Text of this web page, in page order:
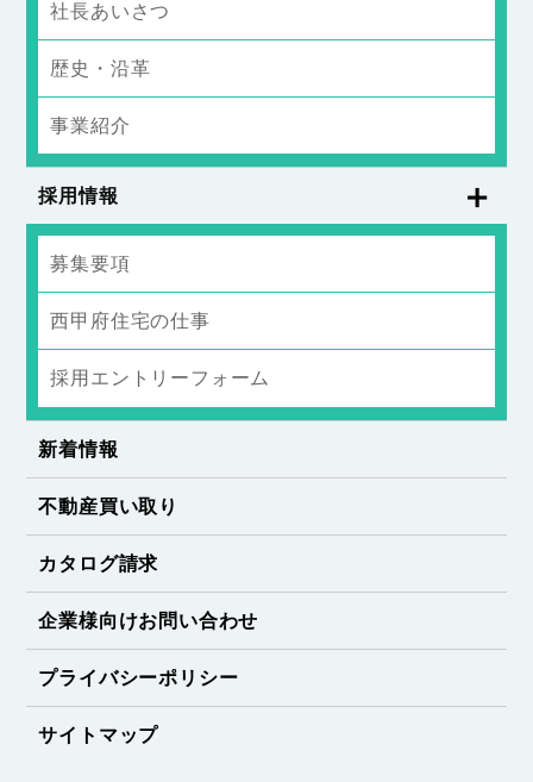
社長あいさつ
歴史・沿革
事業紹介
採用情報
募集要項
西甲府住宅の仕事
採用エントリーフォーム
新着情報
不動産買い取り
カタログ請求
企業様向けお問い合わせ
プライバシーポリシー
サイトマップ